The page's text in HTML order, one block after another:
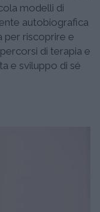
modelli di
autobiografica
per riscoprire e
di terapia e
e sviluppo di sé